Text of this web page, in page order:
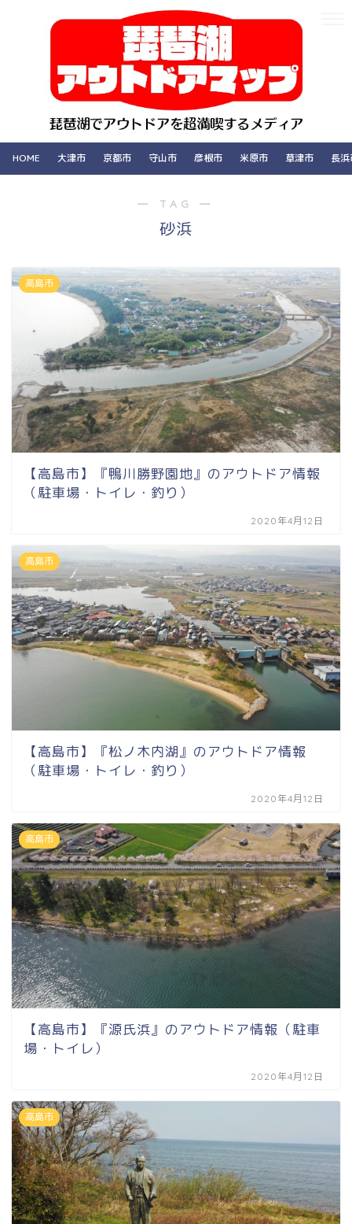
HOME 大津市 京都市 守山市 彦根市 米原市 草津市 長
― TAG ―
砂浜
高島市
【高島市】『鴨川勝野園地』のアウトドア情報
（駐車場・トイレ・釣り）
2020年4月12日
高島市
【高島市】『松ノ木内湖』のアウトドア情報
（駐車場・トイレ・釣り）
2020年4月12日
高島市
【高島市】『源氏浜』のアウトドア情報（駐車
場・トイレ）
2020年4月12日
高島市